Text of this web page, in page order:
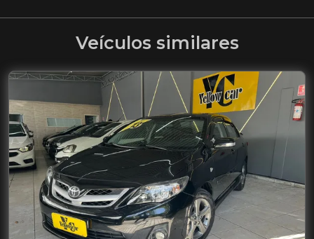
Veículos similares